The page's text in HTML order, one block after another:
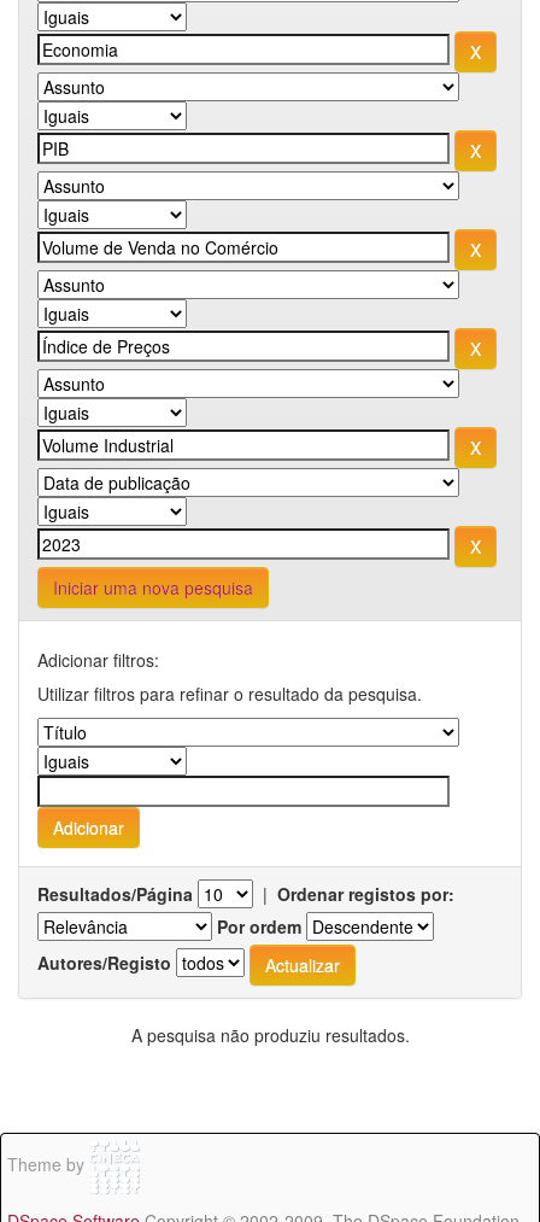
Iniciar uma nova pesquisa
Adicionar filtros:
Utilizar filtros para refinar o resultado da pesquisa.
Resultados/Página | Ordenar registos por:
Por ordem
Autores/Registo
A pesquisa não produziu resultados.
Theme by